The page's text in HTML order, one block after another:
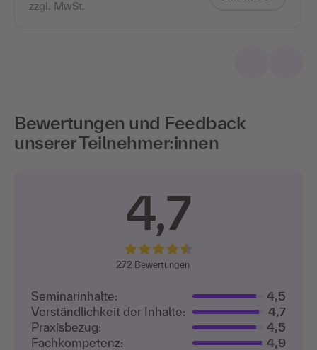
zzgl. MwSt.
Bewertungen und Feedback
unserer Teilnehmer:innen
4,7
272 Bewertungen
Seminarinhalte:
4,5
Verständlichkeit der Inhalte:
4,7
Praxisbezug:
4,5
Fachkompetenz:
4,9